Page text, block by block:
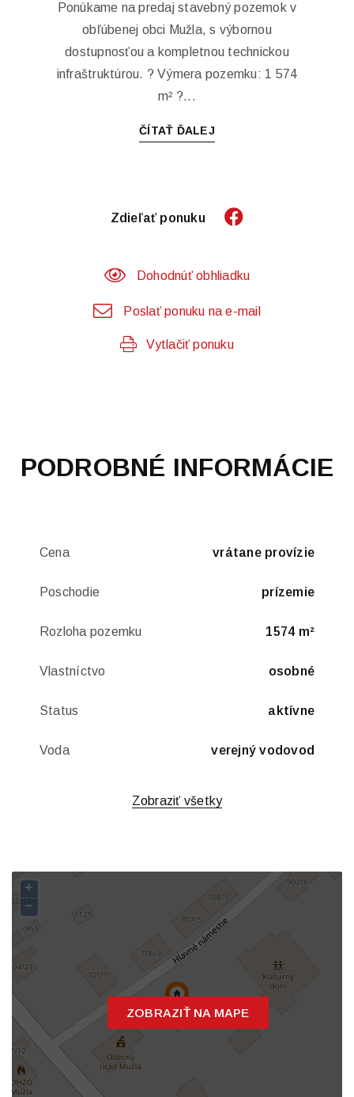
Ponúkame na predaj stavebný pozemok v
obľúbenej obci Mužla, s výbornou
dostupnosťou a kompletnou technickou
infraštruktúrou. ? Výmera pozemku: 1 574
m² ?...
ČÍTAŤ ĎALEJ
Zdieľať ponuku
Dohodnúť obhliadku
Poslať ponuku na e-mail
Vytlačiť ponuku
PODROBNÉ INFORMÁCIE
Cena vrátane provízie
Poschodie prízemie
Rozloha pozemku 1574 m²
Vlastníctvo osobné
Status aktívne
Voda verejný vodovod
Zobraziť všetky
ZOBRAZIŤ NA MAPE
+
−